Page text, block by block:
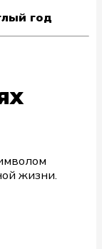
год
жизни.